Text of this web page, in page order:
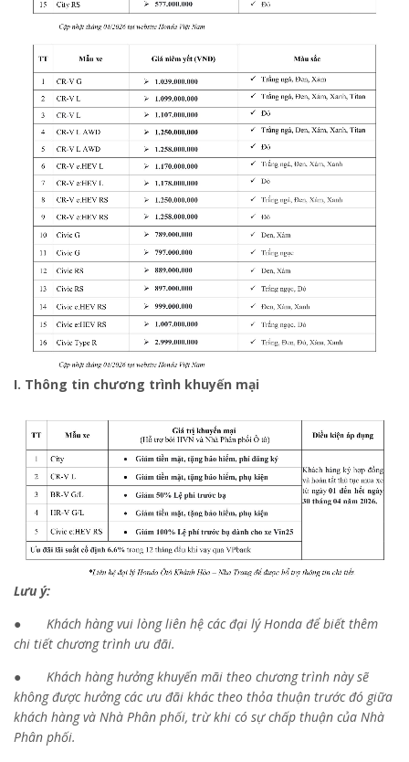
I. Thông tin chương trình khuyến mại
Lưu ý:
● Khách hàng vui lòng liên hệ các đại lý Honda để biết thêm
chi tiết chương trình ưu đãi.
● Khách hàng hưởng khuyến mãi theo chương trình này sẽ
không được hưởng các ưu đãi khác theo thỏa thuận trước đó giữa
khách hàng và Nhà Phân phối, trừ khi có sự chấp thuận của Nhà
Phân phối.